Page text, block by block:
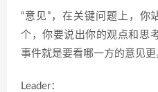
“意见”，在关键问题上，你
个，你要说出你的观点和思
事件就是要看哪一方的意见更
Leader：